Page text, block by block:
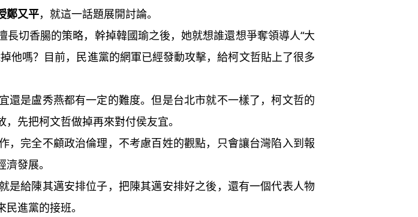
鄭又平，就這一話題展開討論。
切香腸的策略，幹掉韓國瑜之後，她就想誰還想爭奪領導人“大
他嗎？目前，民進黨的網軍已經發動攻擊，給柯文哲貼上了很多
還是盧秀燕都有一定的難度。但是台北市就不一樣了，柯文哲的
先把柯文哲做掉再來對付侯友宜。
，完全不顧政治倫理，不考慮百姓的觀點，只會讓台灣陷入到報
發展。
是給陳其邁安排位子，把陳其邁安排好之後，還有一個代表人物
進黨的接班。